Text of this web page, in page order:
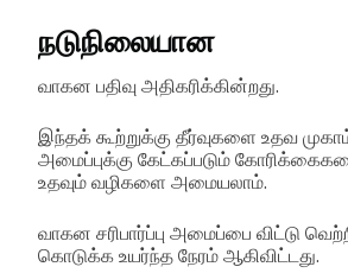
நடுநிலையான
வாகன பதிவு அதிகரிக்கின்றது.
இந்தக் கூற்றுக்கு தீர்வுகளை உதவ
அமைப்புக்கு கேட்கப்படும்
உதவும் வழிகளை அமையலாம்.
வாகன சரிபார்ப்பு அமைப்பை விட்டு
கொடுக்க உயர்ந்த நேரம் ஆகிவிட்டது.